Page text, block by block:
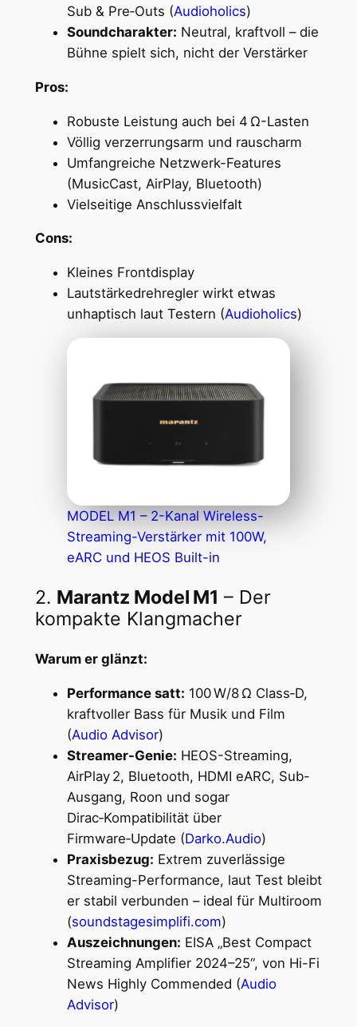
Sub & Pre‑Outs (Audioholics)
Soundcharakter: Neutral, kraftvoll – die
Bühne spielt sich, nicht der Verstärker
Pros:
Robuste Leistung auch bei 4 Ω-Lasten
Völlig verzerrungsarm und rauscharm
Umfangreiche Netzwerk-Features
(MusicCast, AirPlay, Bluetooth)
Vielseitige Anschlussvielfalt
Cons:
Kleines Frontdisplay
Lautstärkedrehregler wirkt etwas
unhaptisch laut Testern (Audioholics)
MODEL M1 – 2-Kanal Wireless-
Streaming-Verstärker mit 100W,
eARC und HEOS Built-in
2. Marantz Model M1 – Der
kompakte Klangmacher
Warum er glänzt:
Performance satt: 100 W/8 Ω Class‑D,
kraftvoller Bass für Musik und Film
(Audio Advisor)
Streamer-Genie: HEOS-Streaming,
AirPlay 2, Bluetooth, HDMI eARC, Sub-
Ausgang, Roon und sogar
Dirac‑Kompatibilität über
Firmware‑Update (Darko.Audio)
Praxisbezug: Extrem zuverlässige
Streaming-Performance, laut Test bleibt
er stabil verbunden – ideal für Multiroom
(soundstagesimplifi.com)
Auszeichnungen: EISA „Best Compact
Streaming Amplifier 2024–25“, von Hi-Fi
News Highly Commended (Audio
Advisor)